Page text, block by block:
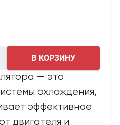
В КОРЗИНУ
— это
охлаждения,
эффективное
двигателя и